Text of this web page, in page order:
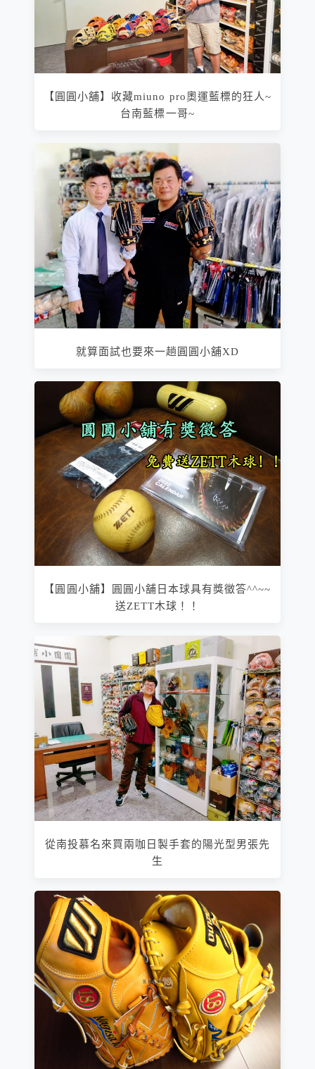
【圓圓小舖】收藏miuno pro奧運藍標的狂人~
台南藍標一哥~
就算面試也要來一趟圓圓小舖XD
【圓圓小舖】圓圓小舖日本球具有獎徵答^^~~
送ZETT木球！！
從南投慕名來買兩咖日製手套的陽光型男張先
生